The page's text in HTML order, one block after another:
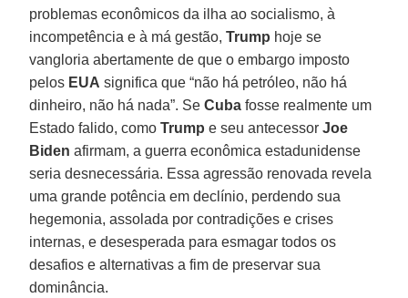
problemas econômicos da ilha ao socialismo, à
incompetência e à má gestão,Trump hoje se
vangloria abertamente de que o embargo imposto
pelos EUA significa que “não há petróleo, não há
dinheiro, não há nada”. SeCuba fosse realmente um
Estado falido, comoTrump e seu antecessorJoe
Biden afirmam, a guerra econômica estadunidense
seria desnecessária. Essa agressão renovada revela
uma grande potência em declínio, perdendo sua
hegemonia, assolada por contradições e crises
internas, e desesperada para esmagar todos os
desafios e alternativas a fim de preservar sua
dominância.